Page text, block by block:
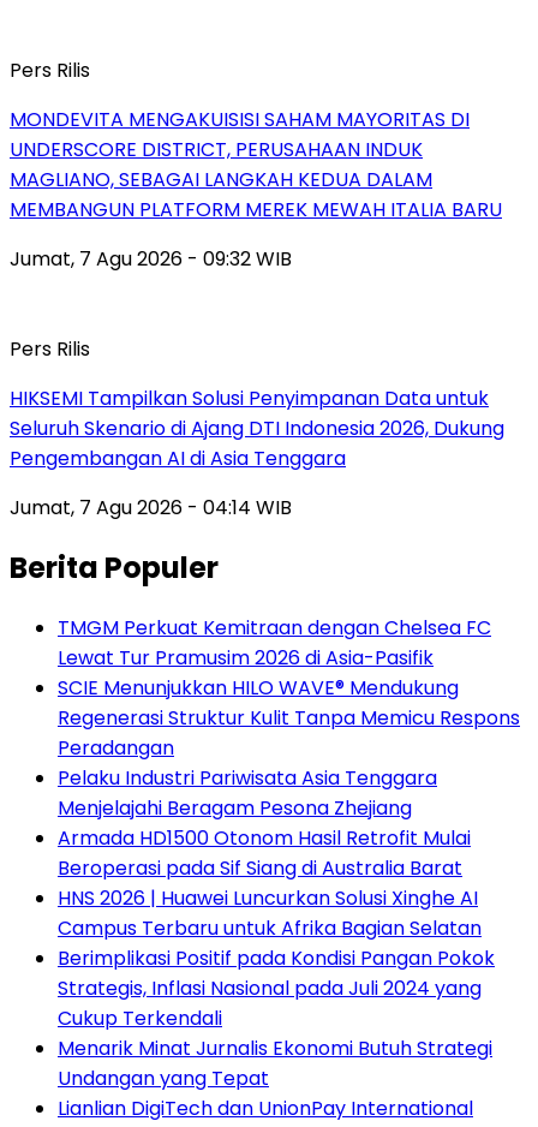
Pers Rilis
MONDEVITA MENGAKUISISI SAHAM MAYORITAS DI
UNDERSCORE DISTRICT, PERUSAHAAN INDUK
MAGLIANO, SEBAGAI LANGKAH KEDUA DALAM
MEMBANGUN PLATFORM MEREK MEWAH ITALIA BARU
Jumat, 7 Agu 2026 - 09:32 WIB
Pers Rilis
HIKSEMI Tampilkan Solusi Penyimpanan Data untuk
Seluruh Skenario di Ajang DTI Indonesia 2026, Dukung
Pengembangan AI di Asia Tenggara
Jumat, 7 Agu 2026 - 04:14 WIB
Berita Populer
TMGM Perkuat Kemitraan dengan Chelsea FC
Lewat Tur Pramusim 2026 di Asia-Pasifik
SCIE Menunjukkan HILO WAVE® Mendukung
Regenerasi Struktur Kulit Tanpa Memicu Respons
Peradangan
Pelaku Industri Pariwisata Asia Tenggara
Menjelajahi Beragam Pesona Zhejiang
Armada HD1500 Otonom Hasil Retrofit Mulai
Beroperasi pada Sif Siang di Australia Barat
HNS 2026 | Huawei Luncurkan Solusi Xinghe AI
Campus Terbaru untuk Afrika Bagian Selatan
Berimplikasi Positif pada Kondisi Pangan Pokok
Strategis, Inflasi Nasional pada Juli 2024 yang
Cukup Terkendali
Menarik Minat Jurnalis Ekonomi Butuh Strategi
Undangan yang Tepat
Lianlian DigiTech dan UnionPay International